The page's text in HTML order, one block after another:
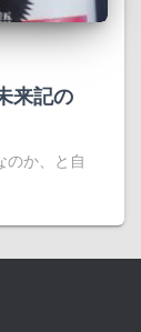
来記の
のか、と自